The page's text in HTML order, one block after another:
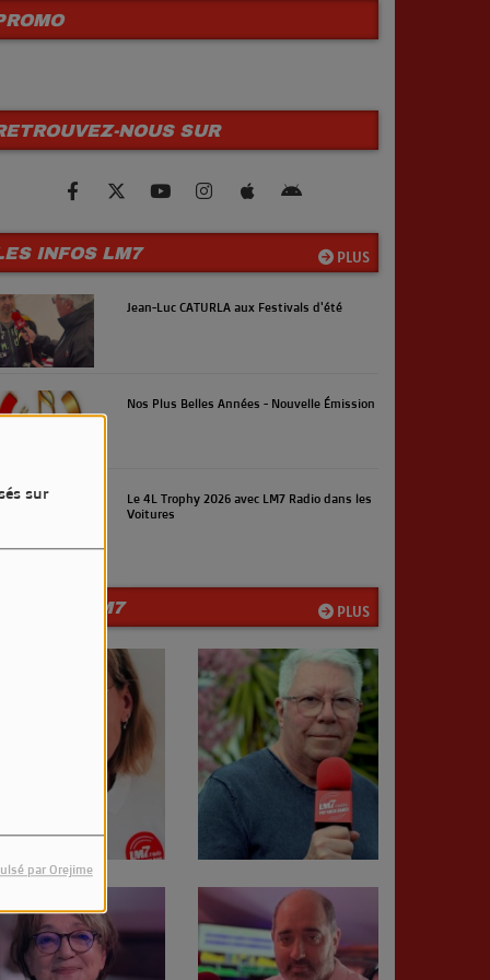
sur
par Orejime
NOUS SUR
PLUS
INFOS LM7
Jean-Luc CATURLA aux Festivals d'été
Nos Plus Belles Années - Nouvelle Émission
Le 4L Trophy 2026 avec LM7 Radio dans les
Voitures
PLUS
TEAM LM7